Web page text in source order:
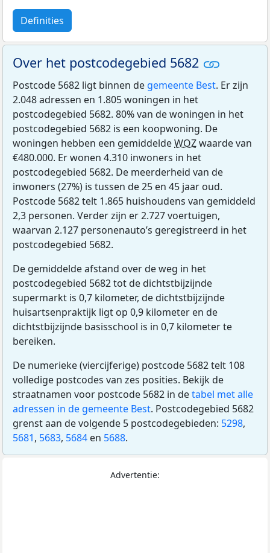
Definities
Over het postcodegebied 5682
Postcode 5682 ligt binnen de gemeente Best. Er zijn
2.048 adressen en 1.805 woningen in het
postcodegebied 5682. 80% van de woningen in het
postcodegebied 5682 is een koopwoning. De
woningen hebben een gemiddeldeWOZwaarde van
€480.000. Er wonen 4.310 inwoners in het
postcodegebied 5682. De meerderheid van de
inwoners (27%) is tussen de 25 en 45 jaar oud.
Postcode 5682 telt 1.865 huishoudens van gemiddeld
2,3 personen. Verder zijn er 2.727 voertuigen,
waarvan 2.127 personenauto’s geregistreerd in het
postcodegebied 5682.
De gemiddelde afstand over de weg in het
postcodegebied 5682 tot de dichtstbijzijnde
supermarkt is 0,7 kilometer, de dichtstbijzijnde
huisartsenpraktijk ligt op 0,9 kilometer en de
dichtstbijzijnde basisschool is in 0,7 kilometer te
bereiken.
De numerieke (viercijferige) postcode 5682 telt 108
volledige postcodes van zes posities. Bekijk de
straatnamen voor postcode 5682 in detabel met alle
adressen in de gemeente Best. Postcodegebied 5682
grenst aan de volgende 5 postcodegebieden: 5298,
5681, 5683, 5684 en 5688.
Advertentie: